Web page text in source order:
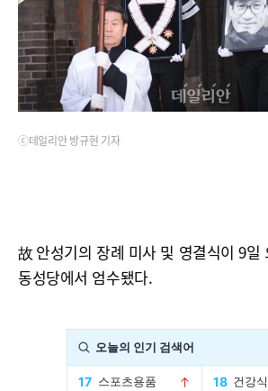
ⓒ데일리안 방규현 기자
故 안성기의 장례 미사 및 영결식이 9일
동성당에서 엄수됐다.